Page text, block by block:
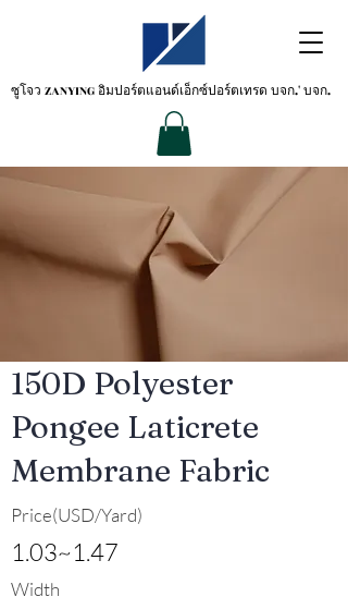
ซูโจว ZANYINGอิมปอร์ตแอนด์เอ็กซ์ปอร์ตเทรด บจก.' บจก.
150D Polyester
Pongee Laticrete
Membrane Fabric
Price(USD/Yard)
1.03~1.47
Width